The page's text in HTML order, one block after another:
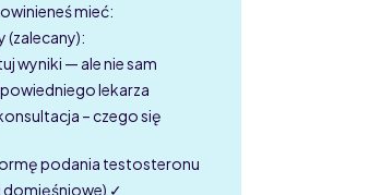
mieć:
(zalecany):
wyniki — ale nie sam
lekarza
– czego się
podania testosteronu
domięśniowe) ✓